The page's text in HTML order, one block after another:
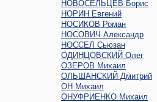
НОВОСЕЛЬЦЕВ Борис
НОРИН Евгений
НОСИКОВ Роман
НОСОВИЧ Александр
НОССЕЛ Сьюзан
ОДИНЦОВСКИЙ Олег
ОЗЕРОВ Михаил
ОЛЬШАНСКИЙ Дмитрий
ОН Михаил
ОНУФРИЕНКО Михаил